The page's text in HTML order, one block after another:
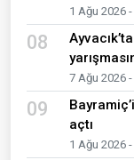
1 Ağu 2026
08
7 Ağu 2026
09
açtı
1 Ağu 2026